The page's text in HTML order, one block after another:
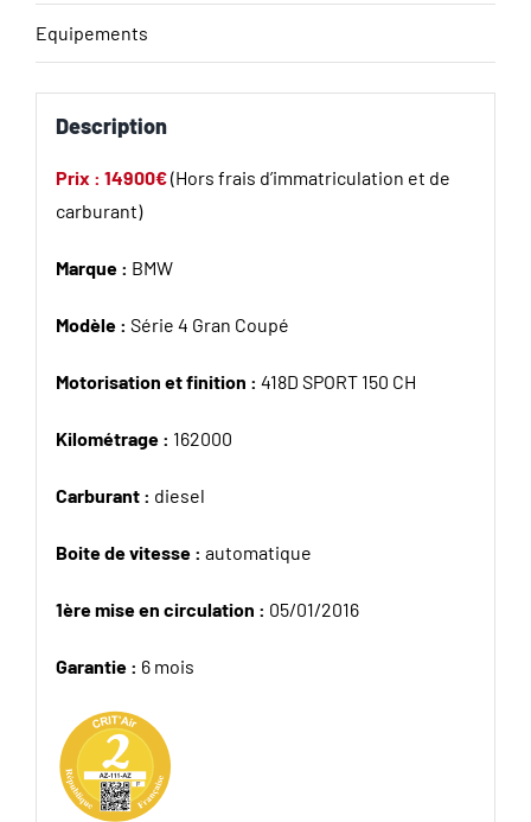
Equipements
Description
Prix : 14900€(Hors frais d’immatriculation et de
carburant)
Marque : BMW
Modèle : Série 4 Gran Coupé
Motorisation et finition : 418D SPORT 150 CH
Kilométrage : 162000
Carburant : diesel
Boite de vitesse : automatique
1ère mise en circulation : 05/01/2016
Garantie : 6 mois